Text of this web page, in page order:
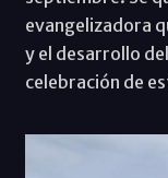
evangelizadora
y el desarrollo
celebración de